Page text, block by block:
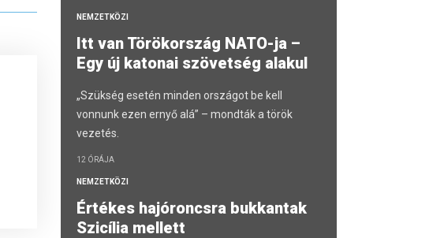
NEMZETKÖZI
Itt van Törökország NATO-ja –
Egy új katonai szövetség alakul
„Szükség esetén minden országot be kell
vonnunk ezen ernyő alá” – mondták a török
vezetés.
12 ÓRÁJA
NEMZETKÖZI
Értékes hajóroncsra bukkantak
Szicília mellett